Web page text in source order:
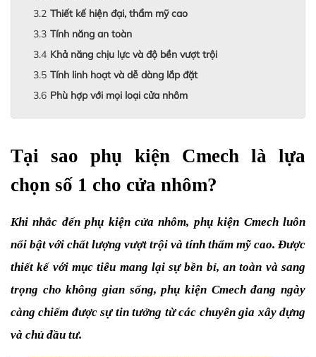
Thiết kế hiện đại, thẩm mỹ cao
Tính năng an toàn
Khả năng chịu lực và độ bền vượt trội
Tính linh hoạt và dễ dàng lắp đặt
Phù hợp với mọi loại cửa nhôm
Tại sao phụ kiện Cmech là lựa
chọn số 1 cho cửa nhôm?
Khi nhắc đến phụ kiện cửa nhôm, phụ kiện Cmech luôn
nổi bật với chất lượng vượt trội và tính thẩm mỹ cao. Được
thiết kế với mục tiêu mang lại sự bền bỉ, an toàn và sang
trọng cho không gian sống, phụ kiện Cmech đang ngày
càng chiếm được sự tin tưởng từ các chuyên gia xây dựng
và chủ đầu tư.